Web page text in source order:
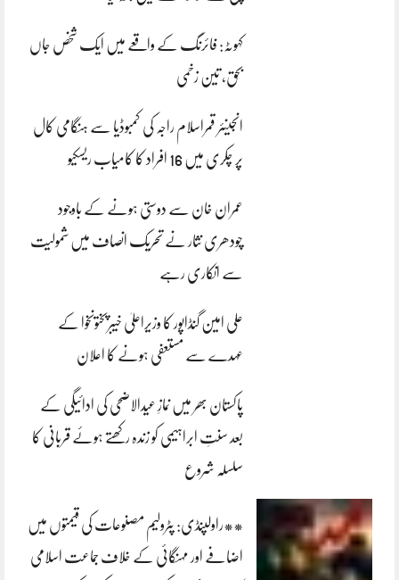
کہوٹہ: فائرنگ کے واقعے میں ایک شخص جاں
بحق، تین زخمی
انجینئر قمراسلام راجہ کی کمبوڈیا سے ہنگامی کال
پر چکری میں 16 افراد کا کامیاب ریسکیو
عمران خان سے دوستی ہونے کے باوجود
چودھری نثار نے تحریک انصاف میں شمولیت
سے انکاری رہے
علی امین گنڈاپور کا وزیراعلیٰ خیبرپختونخوا کے
عہدے سے مستعفی ہونے کا اعلان
پاکستان بھر میں نمازِ عیدالاضحی کی ادائیگی کے
بعد سنتِ ابراہیمی کو زندہ رکھتے ہوئے قربانی کا
سلسلہ شروع
**راولپنڈی: پٹرولیم مصنوعات کی قیمتوں میں
اضافے اور مہنگائی کے خلاف جماعت اسلامی